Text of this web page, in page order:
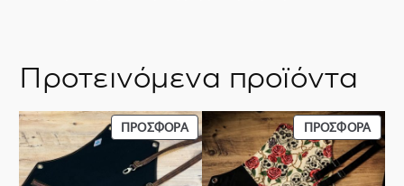
Προτεινόμενα προϊόντα
ΠΡΟΣΦΟΡΆΠΡΟΪΌΝ
ΣΕ
ΠΡΟΣΦΟΡΆ
ΠΡΟΣΦΟΡΆ
ΣΕ